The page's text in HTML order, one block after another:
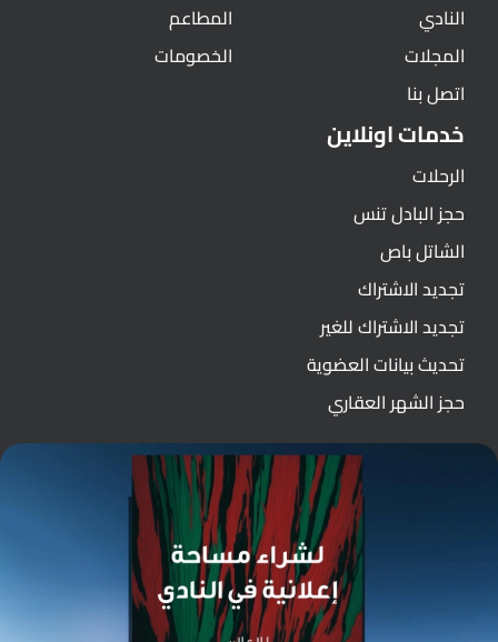
النادي
المجلات
اتصل بنا
المطاعم
الخصومات
خدمات اونلاين
الرحلات
حجز البادل تنس
الشاتل باص
تجديد الاشتراك
تجديد الاشتراك للغير
تحديث بيانات العضوية
حجز الشهر العقاري